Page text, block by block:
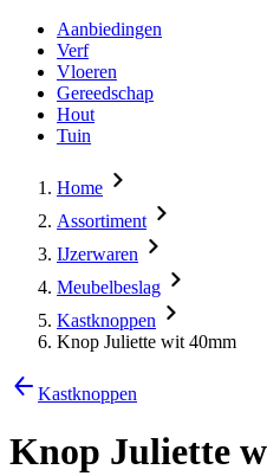
Aanbiedingen
Verf
Vloeren
Gereedschap
Hout
Tuin
Home
Assortiment
IJzerwaren
Meubelbeslag
Kastknoppen
Knop Juliette wit 40mm
Kastknoppen
Knop Juliette